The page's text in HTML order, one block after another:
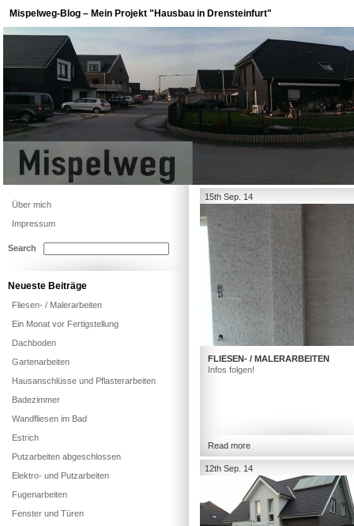
Mispelweg-Blog – Mein Projekt "Hausbau in Drensteinfurt"
15th Sep. 14
FLIESEN- / MALERARBEITEN
Infos folgen!
Read more
12th Sep. 14
Über mich
Impressum
Search
Neueste Beiträge
Fliesen- / Malerarbeiten
Ein Monat vor Fertigstellung
Dachboden
Gartenarbeiten
Hausanschlüsse und Pflasterarbeiten
Badezimmer
Wandfliesen im Bad
Estrich
Putzarbeiten abgeschlossen
Elektro- und Putzarbeiten
Fugenarbeiten
Fenster und Türen